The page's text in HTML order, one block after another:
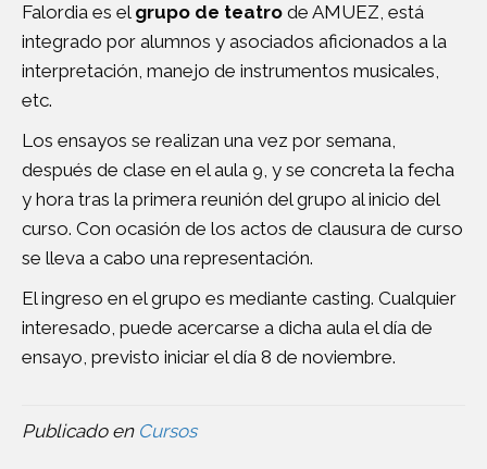
Falordia es el grupo de teatro de AMUEZ, está
integrado por alumnos y asociados aficionados a la
interpretación, manejo de instrumentos musicales,
etc.
Los ensayos se realizan una vez por semana,
después de clase en el aula 9, y se concreta la fecha
y hora tras la primera reunión del grupo al inicio del
curso. Con ocasión de los actos de clausura de curso
se lleva a cabo una representación.
El ingreso en el grupo es mediante casting. Cualquier
interesado, puede acercarse a dicha aula el día de
ensayo, previsto iniciar el día 8 de noviembre.
Publicado en Cursos